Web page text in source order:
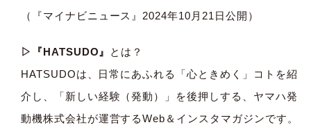
（『マイナビニュース』2024年10月21日公開）
▷『HATSUDO』 とは？
HATSUDOは、日常にあふれる「心ときめく」コトを紹
介し、「新しい経験（発動）」を後押しする、ヤマハ発
動機株式会社が運営するWeb＆インスタマガジンです。